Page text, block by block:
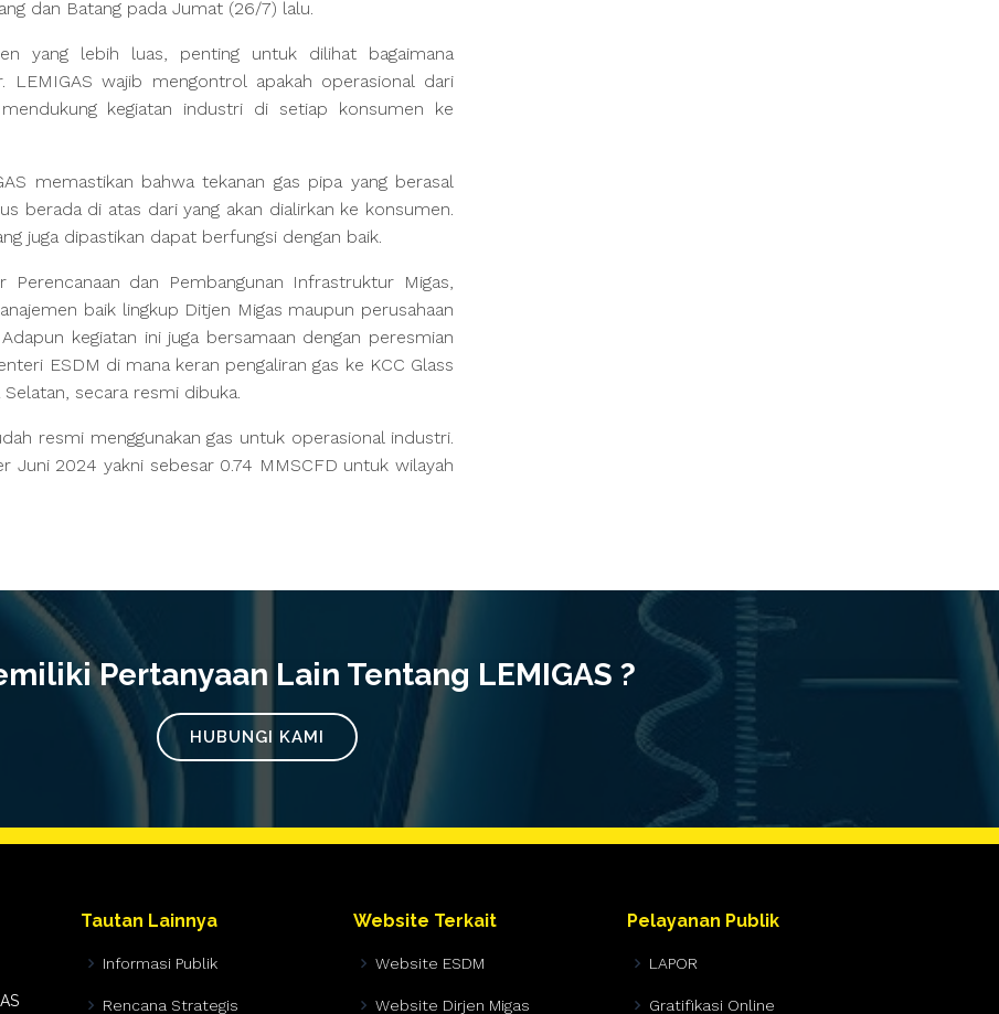
dan Batang pada Jumat (26/7) lalu.
yang lebih luas, penting untuk dilihat bagaimana
LEMIGAS wajib mengontrol apakah operasional dari
kegiatan industri di setiap konsumen ke
memastikan bahwa tekanan gas pipa yang berasal
berada di atas dari yang akan dialirkan ke konsumen.
juga dipastikan dapat berfungsi dengan baik.
Perencanaan dan Pembangunan Infrastruktur Migas,
baik lingkup Ditjen Migas maupun perusahaan
kegiatan ini juga bersamaan dengan peresmian
ESDM di mana keran pengaliran gas ke KCC Glass
secara resmi dibuka.
resmi menggunakan gas untuk operasional industri.
2024 yakni sebesar 0.74 MMSCFD untuk wilayah
Pertanyaan Lain Tentang LEMIGAS ?
HUBUNGI KAMI
Tautan Lainnya
Informasi Publik
Rencana Strategis
Website Terkait
Website ESDM
Website Dirjen Migas
Pelayanan Publik
LAPOR
Gratifikasi Online